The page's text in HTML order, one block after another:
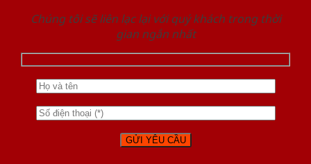
Chúng tôi sẽ liên lạc lại với quý khách trong thời
gian ngắn nhất